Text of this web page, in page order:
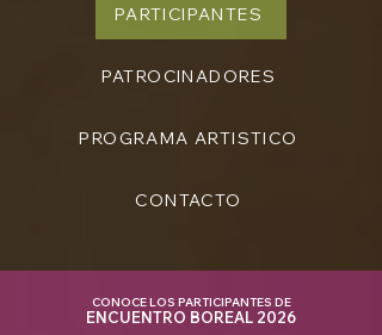
PARTICIPANTES
PATROCINADORES
PROGRAMA ARTISTICO
CONTACTO
CONOCE LOS PARTICIPANTES DE
ENCUENTRO BOREAL 2026